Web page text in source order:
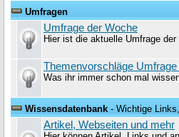
Umfragen
Umfrage der Woche
Hier ist die aktuelle Umfrage
Themenvorschläge
Was ihr immer schon mal
Wissensdatenbank - Wichtige
Artikel, Webseiten und mehr